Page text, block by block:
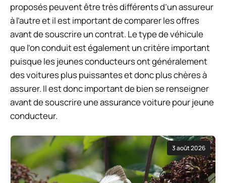
proposés peuvent être très différents d’un assureur
à l’autre et il est important de comparer les offres
avant de souscrire un contrat. Le type de véhicule
que l’on conduit est également un critère important
puisque les jeunes conducteurs ont généralement
des voitures plus puissantes et donc plus chères à
assurer. Il est donc important de bien se renseigner
avant de souscrire une assurance voiture pour jeune
conducteur.
3 août 2026